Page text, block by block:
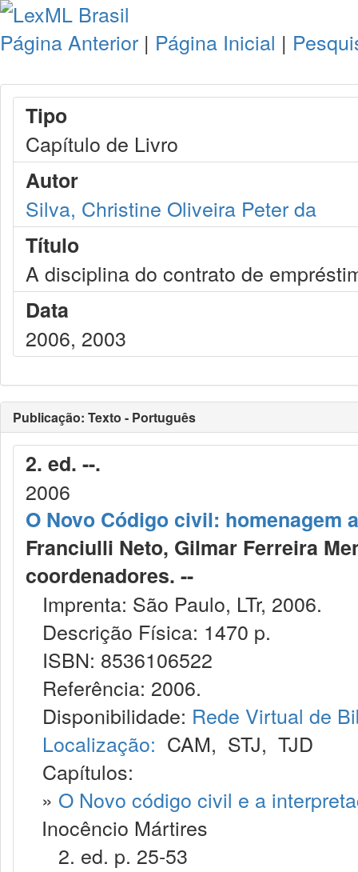
Página Anterior | Página Inicial |
Tipo
Capítulo de Livro
Autor
Silva, Christine Oliveira Peter da
Título
A disciplina do contrato de
Data
2006, 2003
Publicação: Texto - Português
2. ed. --.
2006
O Novo Código civil: homenagem
Franciulli Neto, Gilmar Ferreira
coordenadores. --
Imprenta: São Paulo, LTr, 2006.
Descrição Física: 1470 p.
ISBN: 8536106522
Referência: 2006.
Disponibilidade: Rede Virtual de
Localização: CAM, STJ, TJD
Capítulos:
» O Novo código civil e a
Inocêncio Mártires
2. ed. p. 25-53